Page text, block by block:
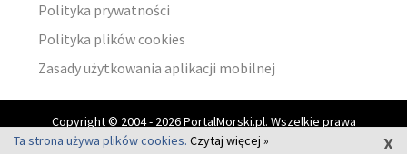
Polityka prywatności
Polityka plików cookies
Zasady użytkowania aplikacji mobilnej
Copyright © 2004 - 2026 PortalMorski.pl. Wszelkie prawa
zastrzeżone.
Ta strona używa plików cookies. Czytaj więcej » x